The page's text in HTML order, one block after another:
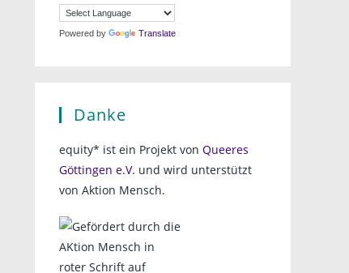
Powered by Translate
Danke
equity* ist ein Projekt von Queeres
Göttingen e.V. und wird unterstützt
von Aktion Mensch.